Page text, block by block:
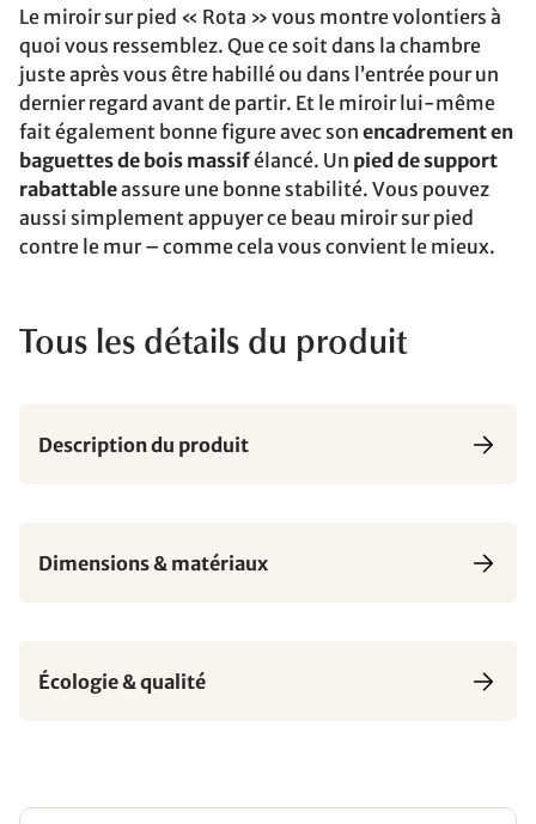
Le miroir sur pied « Rota » vous montre volontiers à
quoi vous ressemblez. Que ce soit dans la chambre
juste après vous être habillé ou dans l’entrée pour un
dernier regard avant de partir. Et le miroir lui-même
fait également bonne figure avec son encadrement en
baguettes de bois massifélancé. Un pied de support
rabattableassure une bonne stabilité. Vous pouvez
aussi simplement appuyer ce beau miroir sur pied
contre le mur – comme cela vous convient le mieux.
Tous les détails du produit
Description du produit
Dimensions & matériaux
Écologie & qualité